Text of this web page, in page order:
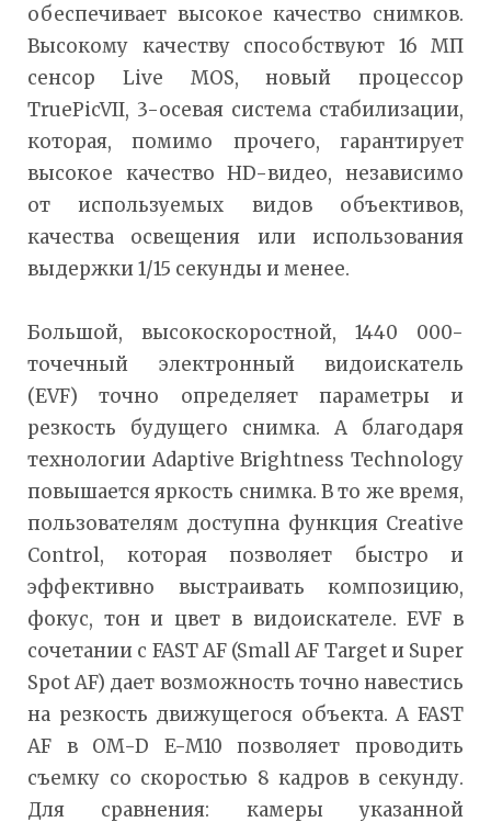
обеспечивает высокое качество снимков.
Высокому качеству способствуют 16 МП
сенсор Live MOS, новый процессор
TruePicVII, 3-осевая система стабилизации,
которая, помимо прочего, гарантирует
высокое качество HD-видео, независимо
от используемых видов объективов,
качества освещения или использования
выдержки 1/15 секунды и менее.
Большой, высокоскоростной, 1440 000-
точечный электронный видоискатель
(EVF) точно определяет параметры и
резкость будущего снимка. А благодаря
технологии Adaptive Brightness Technology
повышается яркость снимка. В то же время,
пользователям доступна функция Creative
Control, которая позволяет быстро и
эффективно выстраивать композицию,
фокус, тон и цвет в видоискателе. EVF в
сочетании с FAST AF (Small AF Target и Super
Spot AF) дает возможность точно навестись
на резкость движущегося объекта. А FAST
AF в OM-D E-M10 позволяет проводить
съемку со скоростью 8 кадров в секунду.
Для сравнения: камеры указанной